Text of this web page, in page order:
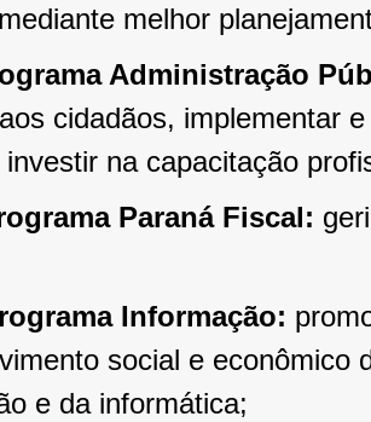
melhor
Administração
cidadãos, implementar
investir na capacitação
Paraná Fiscal:
Informação:
social e econômico
e da informática;